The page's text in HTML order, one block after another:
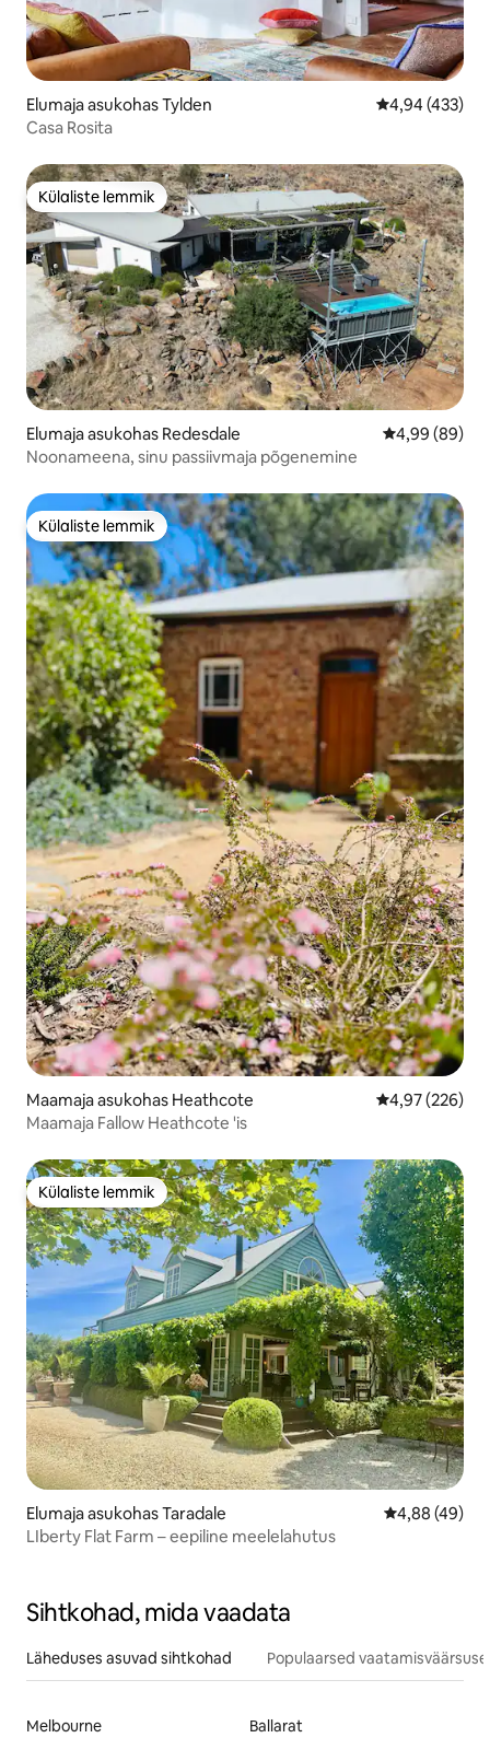
Elumaja asukohas Tylden Keskmine
4,94 (433)
Casa Rosita
Külaliste lemmik
Külaliste lemmik
Elumaja asukohas Redesdale Keskmine
4,99 (89)
Noonameena, sinu passiivmaja põgenemine
Külaliste lemmik
Külaliste lemmik
Maamaja asukohas Heathcote Keskmine
4,97 (226)
Maamaja Fallow Heathcote 'is
Külaliste lemmik
Külaliste lemmik
Elumaja asukohas Taradale Keskmine
4,88 (49)
LIberty Flat Farm – eepiline meelelahutus
Sihtkohad, mida vaadata
Läheduses asuvad sihtkohad Populaarsed
Melbourne
Ballarat